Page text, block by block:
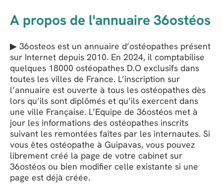
A propos de l'annuaire 36ostéos
▶ 36osteos est un annuaire d’ostéopathes présent
sur Internet depuis 2010. En 2024, il comptabilise
quelques 18000 ostéopathes D.O exclusifs dans
toutes les villes de France. L’inscription sur
l’annuaire est ouverte à tous les ostéopathes dès
lors qu’ils sont diplômés et qu’ils exercent dans
une ville Française. L’Equipe de 36ostéos met à
jour les informations des ostéopathes inscrits
suivant les remontées faîtes par les internautes. Si
vous êtes ostéopathe à Guipavas, vous pouvez
librement créé la page de votre cabinet sur
36ostéos ou bien modifier celle existante si une
page est déjà créée.